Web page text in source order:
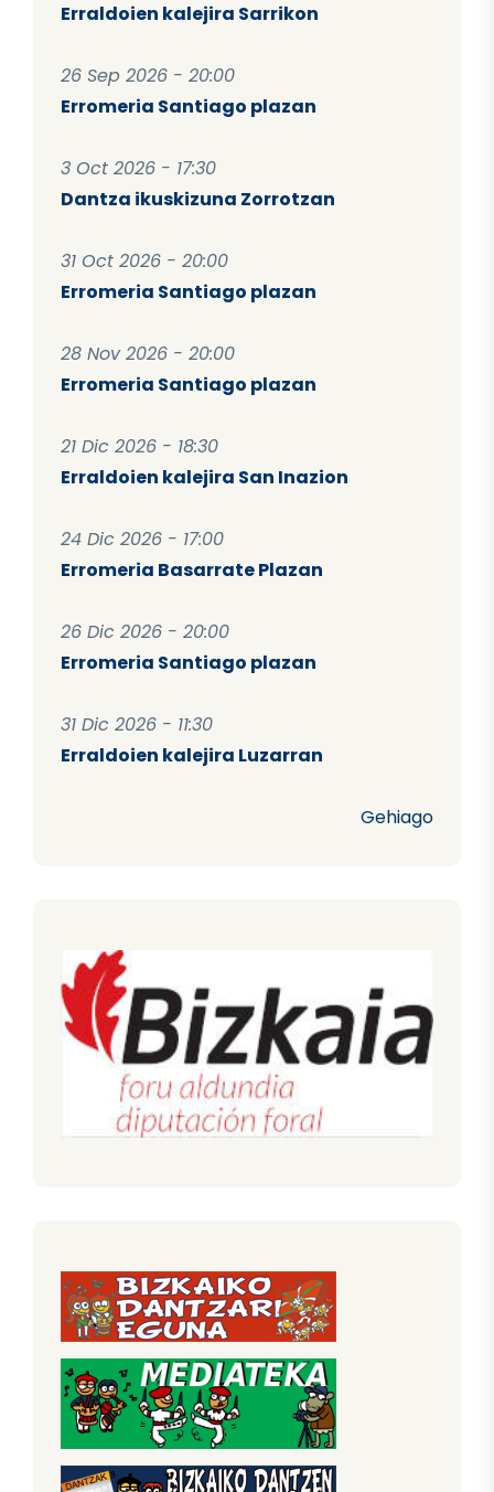
Erraldoien kalejira Sarrikon
26 Sep 2026 - 20:00
Erromeria Santiago plazan
3 Oct 2026 - 17:30
Dantza ikuskizuna Zorrotzan
31 Oct 2026 - 20:00
Erromeria Santiago plazan
28 Nov 2026 - 20:00
Erromeria Santiago plazan
21 Dic 2026 - 18:30
Erraldoien kalejira San Inazion
24 Dic 2026 - 17:00
Erromeria Basarrate Plazan
26 Dic 2026 - 20:00
Erromeria Santiago plazan
31 Dic 2026 - 11:30
Erraldoien kalejira Luzarran
Gehiago